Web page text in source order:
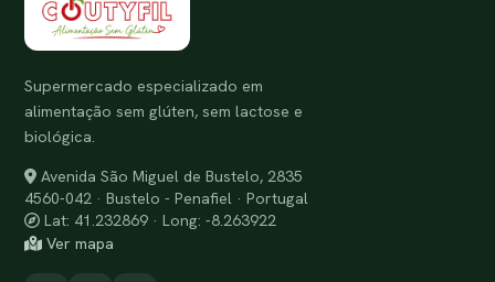
Supermercado especializado em
alimentação sem glúten, sem lactose e
biológica.
Avenida São Miguel de Bustelo, 2835
4560-042 · Bustelo - Penafiel · Portugal
Lat: 41.232869 · Long: -8.263922
Ver mapa